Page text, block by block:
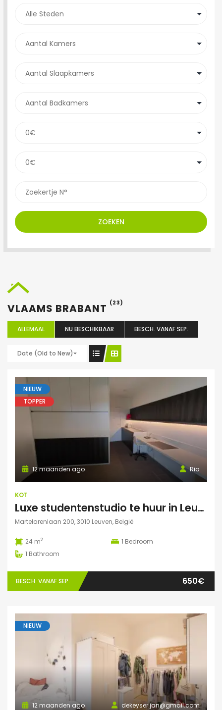
ZOEKEN
VLAAMS BRABANT (23)
ALLEMAAL NU BESCHIKBAAR BESCH. VANAF SEP.
Date (Old to New)
NIEUW
TOPPER
Ria
12 maanden ago
KOT
Luxe studentenstudio te huur in Leuven
Martelarenlaan 200, 3010 Leuven, België
24 m2 1 Bedroom
1 Bathroom
BESCH. VANAF SEP. 650€
NIEUW
dekeyser.jan@gmail.com
12 maanden ago